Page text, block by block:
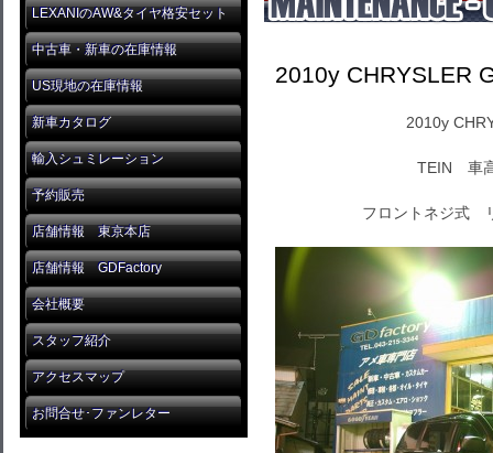
LEXANIのAW&タイヤ格安セット
中古車・新車の在庫情報
US現地の在庫情報
新車カタログ
輸入シュミレーション
予約販売
店舗情報 東京本店
店舗情報 GDFactory
会社概要
スタッフ紹介
アクセスマップ
お問合せ･ファンレター
2010y CHRYSLER
2010y
TEIN 車
フロントネジ式